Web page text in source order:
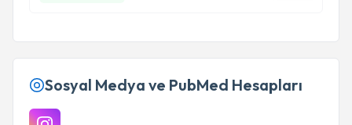
Sosyal Medya ve PubMed Hesapları